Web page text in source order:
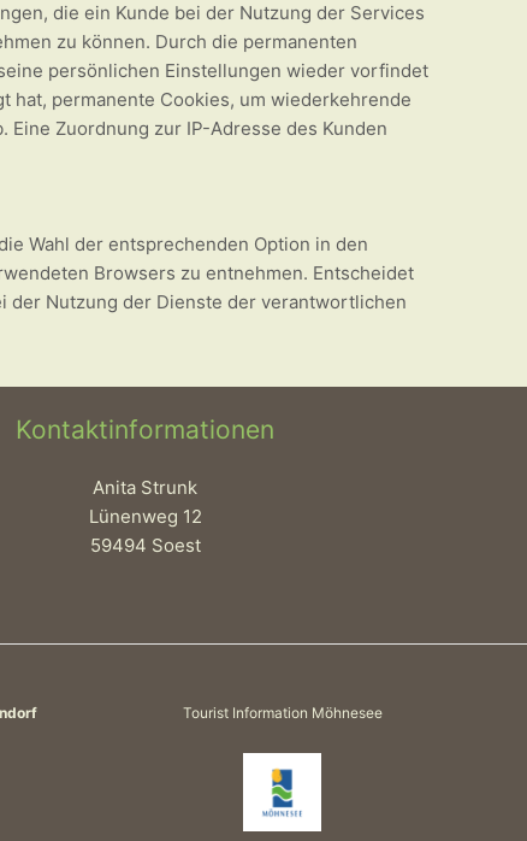
die ein Kunde bei der Nutzung der Services
zu können. Durch die permanenten
persönlichen Einstellungen wieder vorfindet
hat, permanente Cookies, um wiederkehrende
Zuordnung zur IP-Adresse des Kunden
Wahl der entsprechenden Option in den
Browsers zu entnehmen. Entscheidet
der Nutzung der Dienste der verantwortlichen
Kontaktinformationen
Anita Strunk
Lünenweg 12
59494 Soest
Tourist Information Möhnesee